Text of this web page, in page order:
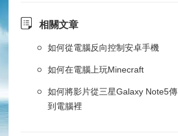
相關文章
如何從電腦反向控制安卓手機
如何在電腦上玩Minecraft
如何將影片從三星Galaxy Note5傳
到電腦裡